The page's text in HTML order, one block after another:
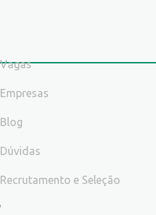
Vagas
Empresas
Blog
Dúvidas
Recrutamento e Seleção